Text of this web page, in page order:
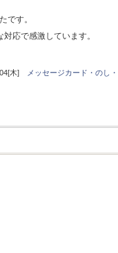
です。
応で感激しています。
木] メッセージカード・のし